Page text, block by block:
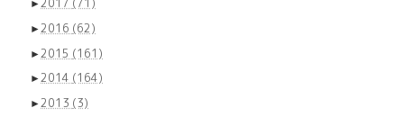
►2017 (71)
►2016 (62)
►2015 (161)
►2014 (164)
►2013 (3)